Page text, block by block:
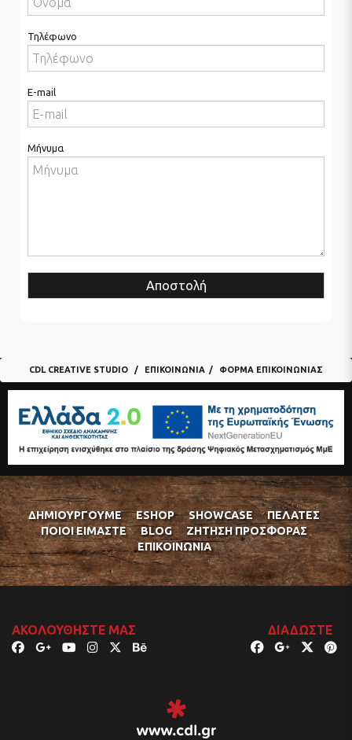
Τηλέφωνο
E-mail
Μήνυμα
Αποστολή
CDL CREATIVE STUDIO ΕΠΙΚΟΙΝΩΝΊΑ ΦΌΡΜΑ ΕΠΙΚΟΙΝΩΝΊΑΣ
ΔΗΜΙΟΥΡΓΟΎΜΕ ESHOP SHOWCASE
ΠΕΛΆΤΕΣ
ΠΟΙΟΊ ΕΊΜΑΣΤΕ
BLOG
ΖΉΤΗΣΗ ΠΡΟΣΦΟΡΆΣ
ΕΠΙΚΟΙΝΩΝΊΑ
ΑΚΟΛΟΥΘΉΣΤΕ ΜΑΣ ΔΙΑΔΏΣΤΕ